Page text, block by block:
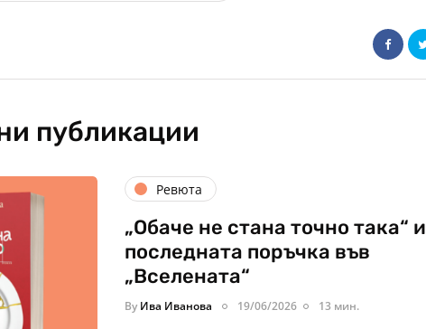
публикации
Ревюта
„Обаче не стана точно така“ и
последната поръчка във
„Вселената“
By Ива Иванова 19/06/2026 13 мин.